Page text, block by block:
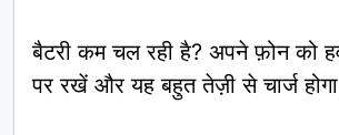
बैटरी कम चल रही है? अपने फ़ोन को
पर रखें और यह बहुत तेज़ी से चार्ज